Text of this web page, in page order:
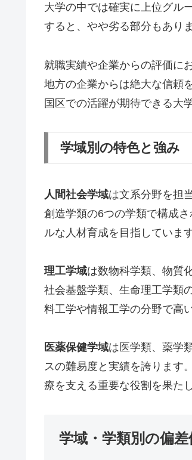
大学の中では確実に上位グル
すると、やや劣る部分もありま
就職実績や企業からの評価に
地方の企業からは絶大な信頼
国区での活躍が期待できる大
学域別の特色と強み
人間社会学域は文系分野を担
創造学類の6つの学類で構成
ルな人材育成を目指しています
理工学域は数物科学類、物質
社会基盤学類、生命理工学類
料工学や情報工学の分野で高
医薬保健学域は医学類、薬学
スの難易度と実績を誇ります
療を支える重要な役割を果た
学域・学類別の偏